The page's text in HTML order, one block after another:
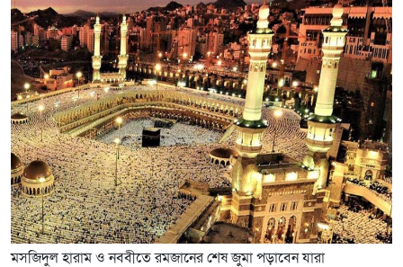
মসজিদুল হারাম ও নববীতে রমজানের শেষ জুমা পড়াবেন যারা